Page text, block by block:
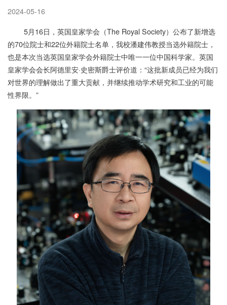
2024-05-16
5月16日，英国皇家学会（The Royal Society）公布了新增选
的70位院士和22位外籍院士名单，我校潘建伟教授当选外籍院士，
也是本次当选英国皇家学会外籍院士中唯一一位中国科学家。英国
皇家学会会长阿德里安·史密斯爵士评价道：“这批新成员已经为我们
对世界的理解做出了重大贡献，并继续推动学术研究和工业的可能
性界限。”